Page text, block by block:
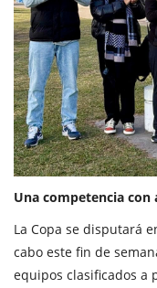
Una competencia con
La Copa se disputará
cabo este fin de
equipos clasificados a